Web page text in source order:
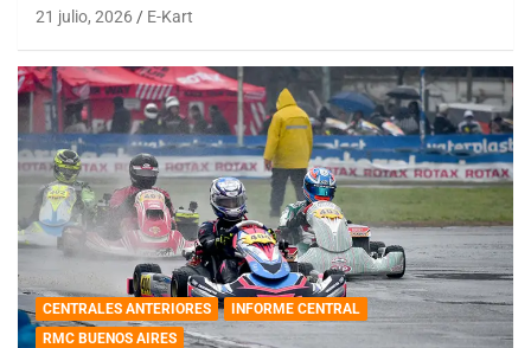
21 julio, 2026 E-Kart
CENTRALES ANTERIORES
INFORME CENTRAL
RMC BUENOS AIRES